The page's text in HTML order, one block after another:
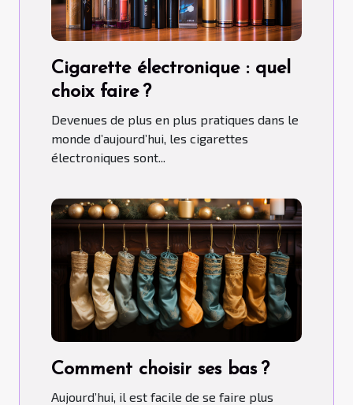
Cigarette électronique : quel
choix faire ?
Devenues de plus en plus pratiques dans le
monde d’aujourd’hui, les cigarettes
électroniques sont...
Comment choisir ses bas ?
Aujourd’hui, il est facile de se faire plus